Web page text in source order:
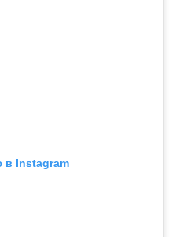
в Instagram